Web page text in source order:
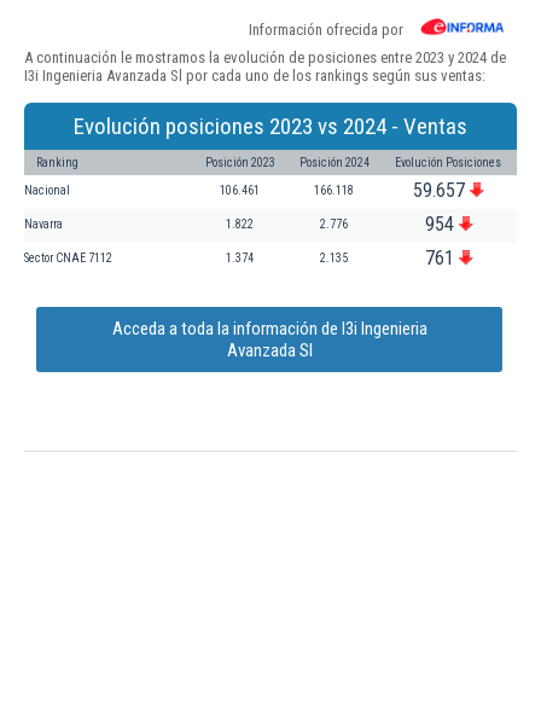
Información ofrecida por
A continuación le mostramos la evolución de posiciones entre 2023 y 2024 de
I3i Ingenieria Avanzada Sl por cada uno de los rankings según sus ventas:
Evolución posiciones 2023 vs 2024 - Ventas
Ranking Posición 2023 Posición 2024 Evolución Posiciones
Nacional 106.461 166.118 59.657
Navarra 1.822 2.776 954
Sector CNAE 7112 1.374 2.135 761
Acceda a toda la información de I3i Ingenieria
Avanzada Sl